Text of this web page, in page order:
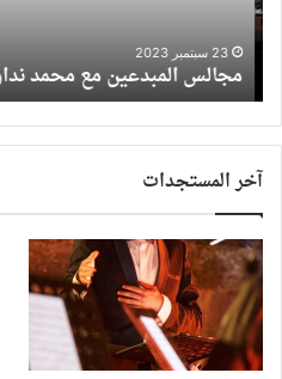
23 سبتمبر 2023
مجالس المبدعين مع محمد
آخر المستجدات